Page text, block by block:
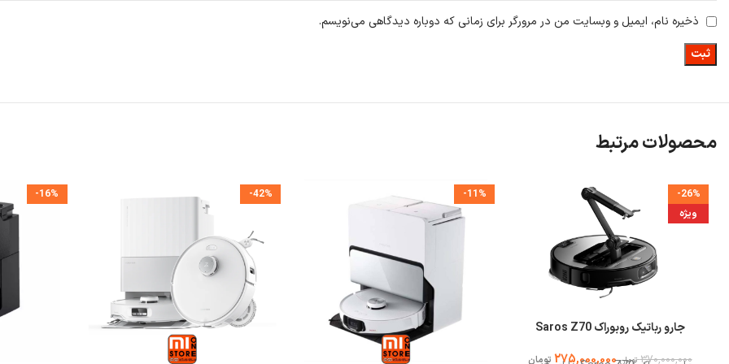
ذخیره نام، ایمیل و وبسایت من در مرورگر برای زمانی که دوباره دیدگاهی می‌نویسم.
محصولات مرتبط
-26%
ویژه
جارو رباتیک روبوراک Saros Z70
370,000,000 تومان 275,000,000 تومان
-11%
-42%
-16%